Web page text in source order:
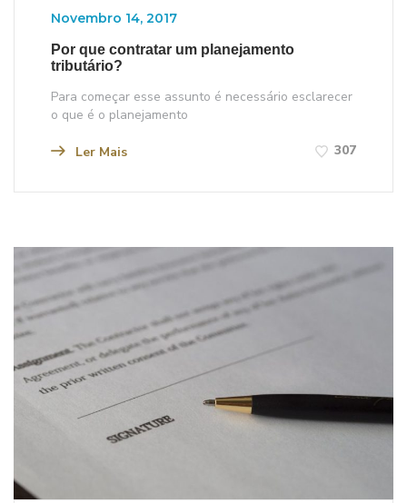
Novembro 14, 2017
Por que contratar um planejamento
tributário?
Para começar esse assunto é necessário esclarecer
o que é o planejamento
Ler Mais 307